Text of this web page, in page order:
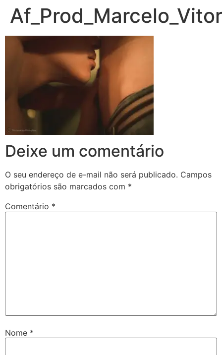
Deixe um comentário
O seu endereço de e-mail não será publicado. Campos
obrigatórios são marcados com *
Comentário *
Nome *